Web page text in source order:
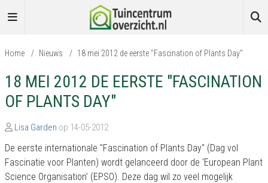
Home / Nieuws / 18 mei 2012 de eerste "Fascination of Plants Day"
18 MEI 2012 DE EERSTE "FASCINATION
OF PLANTS DAY"
Lisa Garden op 14-05-2012
De eerste internationale "Fascination of Plants Day" (Dag vol
Fascinatie voor Planten) wordt gelanceerd door de ‘European Plant
Science Organisation’ (EPSO). Deze dag wil zo veel mogelijk